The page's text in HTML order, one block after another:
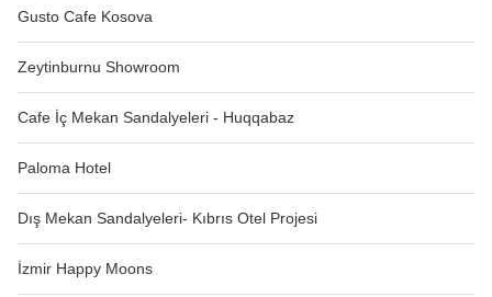
Gusto Cafe Kosova
Zeytinburnu Showroom
Cafe İç Mekan Sandalyeleri - Huqqabaz
Paloma Hotel
Dış Mekan Sandalyeleri- Kıbrıs Otel Projesi
İzmir Happy Moons